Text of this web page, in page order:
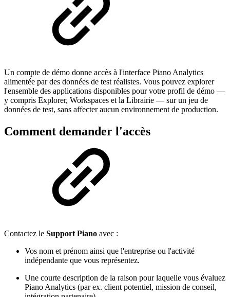
Un compte de démo donne accès à l'interface Piano Analytics
alimentée par des données de test réalistes. Vous pouvez explorer
l'ensemble des applications disponibles pour votre profil de démo —
y compris Explorer, Workspaces et la Librairie — sur un jeu de
données de test, sans affecter aucun environnement de production.
Comment demander l'accès
Contactez le Support Piano avec :
Vos nom et prénom ainsi que l'entreprise ou l'activité
indépendante que vous représentez.
Une courte description de la raison pour laquelle vous évaluez
Piano Analytics (par ex. client potentiel, mission de conseil,